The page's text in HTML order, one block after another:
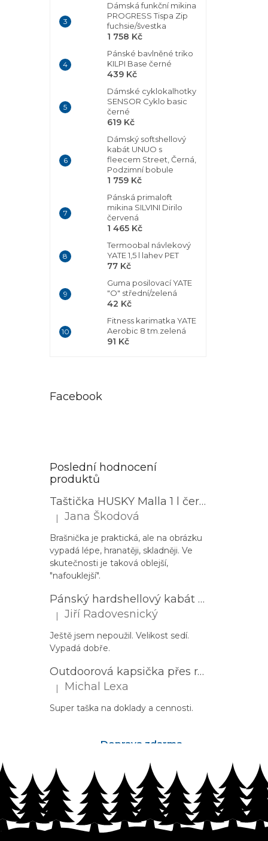
Dámská funkční mikina
PROGRESS Tispa Zip
fuchsie/švestka
1 758 Kč
Pánské bavlněné triko
KILPI Base černé
439 Kč
Dámské cyklokalhotky
SENSOR Cyklo basic
černé
619 Kč
Dámský softshellový
kabát UNUO s
fleecem Street, Černá,
Podzimní bobule
1 759 Kč
Pánská primaloft
mikina SILVINI Dirilo
červená
1 465 Kč
Termoobal návlekový
YATE 1,5 l lahev PET
77 Kč
Guma posilovací YATE
"O" střední/zelená
42 Kč
Fitness karimatka YATE
Aerobic 8 tm.zelená
91 Kč
Facebook
Poslední hodnocení
produktů
Taštička HUSKY Malla 1 l černá
Hodnocení produktu je 3 z 5 hvězdiček.
| Jana Škodová
Brašnička je praktická, ale na obrázku
vypadá lépe, hranatěji, skladněji. Ve
skutečnosti je taková oblejší,
"nafouklejší".
Pánský hardshellový kabát HUSKY Nestia M zelený
Hodnocení produktu je 5 z 5 hvězdiček.
| Jiří Radovesnický
Ještě jsem nepoužil. Velikost sedí.
Vypadá dobře.
Outdoorová kapsička přes rameno PROGRESS Corss Body černá
Hodnocení produktu je 5 z 5 hvězdiček.
| Michal Lexa
Super taška na doklady a cennosti.
Doprava zdarma
Z